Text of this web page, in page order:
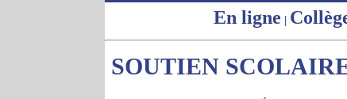
En ligne |
SOUTIEN